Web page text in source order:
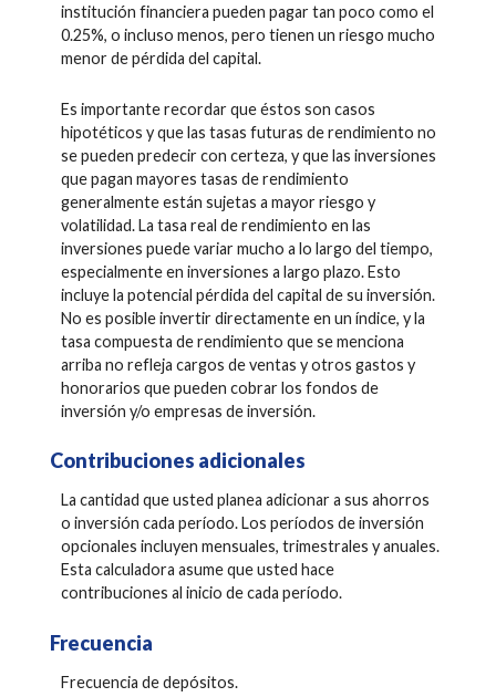
institución financiera pueden pagar tan poco como el
0.25%, o incluso menos, pero tienen un riesgo mucho
menor de pérdida del capital.
Es importante recordar que éstos son casos
hipotéticos y que las tasas futuras de rendimiento no
se pueden predecir con certeza, y que las inversiones
que pagan mayores tasas de rendimiento
generalmente están sujetas a mayor riesgo y
volatilidad. La tasa real de rendimiento en las
inversiones puede variar mucho a lo largo del tiempo,
especialmente en inversiones a largo plazo. Esto
incluye la potencial pérdida del capital de su inversión.
No es posible invertir directamente en un índice, y la
tasa compuesta de rendimiento que se menciona
arriba no refleja cargos de ventas y otros gastos y
honorarios que pueden cobrar los fondos de
inversión y/o empresas de inversión.
Contribuciones adicionales
La cantidad que usted planea adicionar a sus ahorros
o inversión cada período. Los períodos de inversión
opcionales incluyen mensuales, trimestrales y anuales.
Esta calculadora asume que usted hace
contribuciones al inicio de cada período.
Frecuencia
Frecuencia de depósitos.